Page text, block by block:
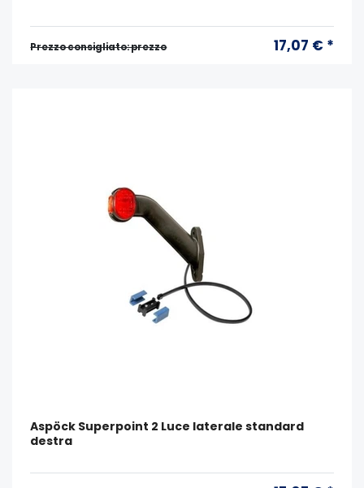
Prezzo consigliato: prezzo 17,07 € *
Aspöck Superpoint 2 Luce laterale standard
destra